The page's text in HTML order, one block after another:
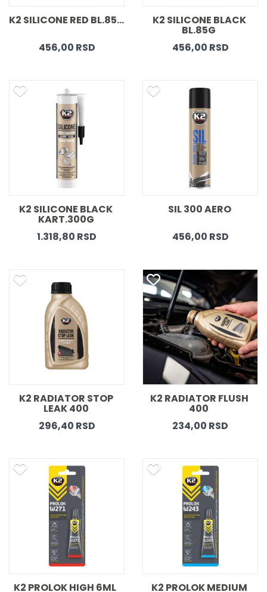
K2 SILICONE RED BL.85G
456,00 RSD
K2 SILICONE BLACK
BL.85G
456,00 RSD
K2 SILICONE BLACK
KART.300G
1.318,80 RSD
SIL 300 AERO
456,00 RSD
K2 RADIATOR STOP
LEAK 400
296,40 RSD
K2 RADIATOR FLUSH
400
234,00 RSD
K2 PROLOK HIGH 6ML
K2 PROLOK MEDIUM